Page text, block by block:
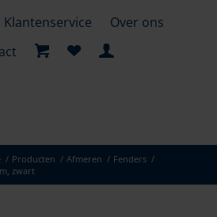
Klantenservice
Over ons
/ Producten / Afmeren / Fenders /
zwart